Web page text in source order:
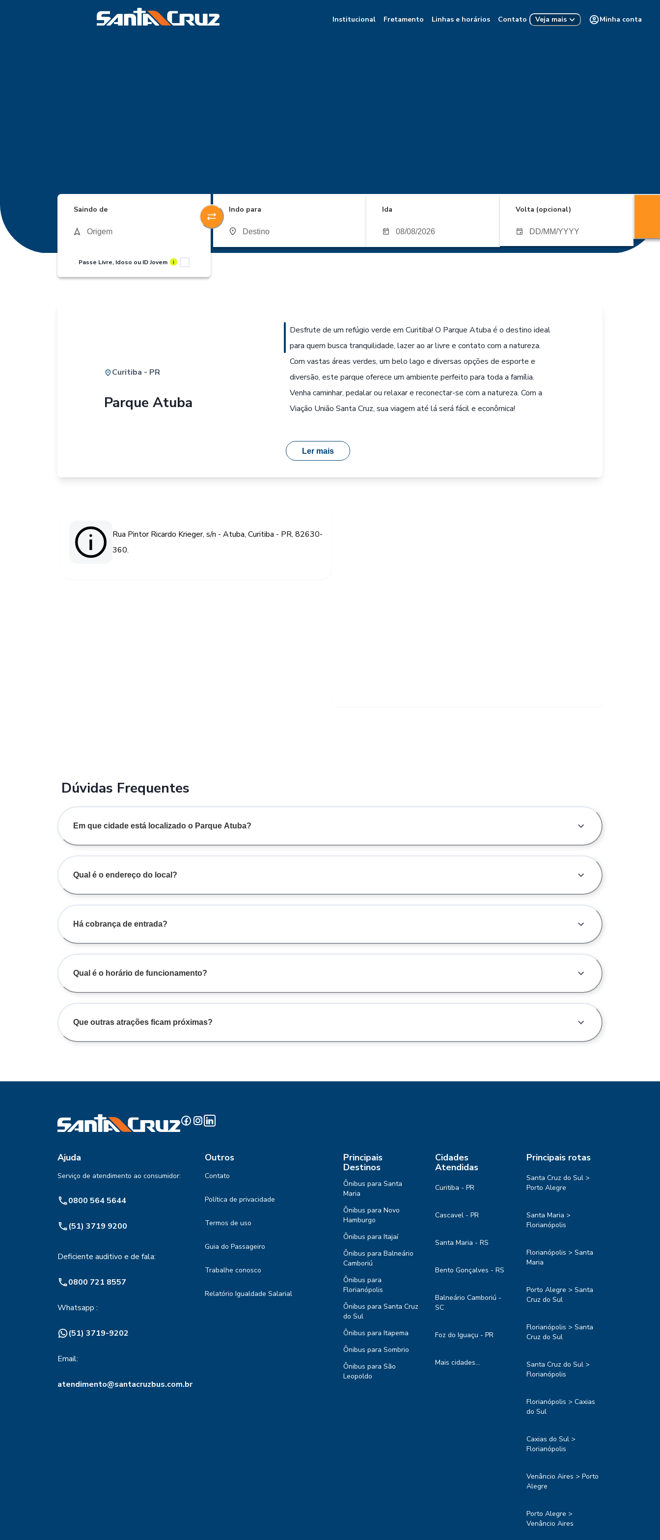
Institucional Fretamento Linhas e horários Contato Veja mais Minha conta
Saindo de
Passe Livre, Idoso ou ID Jovem i
Indo para Ida Volta (opcional)
Curitiba - PR
Parque Atuba
Desfrute de um refúgio verde em Curitiba! O Parque Atuba é o destino ideal
para quem busca tranquilidade, lazer ao ar livre e contato com a natureza.
Com vastas áreas verdes, um belo lago e diversas opções de esporte e
diversão, este parque oferece um ambiente perfeito para toda a família.
Venha caminhar, pedalar ou relaxar e reconectar-se com a natureza. Com a
Viação União Santa Cruz, sua viagem até lá será fácil e econômica!
Ler mais
Rua Pintor Ricardo Krieger, s/n - Atuba, Curitiba - PR, 82630-
360.
Dúvidas Frequentes
Em que cidade está localizado o Parque Atuba?
Qual é o endereço do local?
Há cobrança de entrada?
Qual é o horário de funcionamento?
Que outras atrações ficam próximas?
Ajuda
Serviço de atendimento ao consumidor:
0800 564 5644
(51) 3719 9200
Deficiente auditivo e de fala:
0800 721 8557
Whatsapp :
(51) 3719-9202
Email:
atendimento@santacruzbus.com.br
Outros
Contato
Política de privacidade
Termos de uso
Guia do Passageiro
Trabalhe conosco
Relatório Igualdade Salarial
Principais
Destinos
Ônibus para Santa
Maria
Ônibus para Novo
Hamburgo
Ônibus para Itajaí
Ônibus para Balneário
Camboriú
Ônibus para
Florianópolis
Ônibus para Santa Cruz
do Sul
Ônibus para Itapema
Ônibus para Sombrio
Ônibus para São
Leopoldo
Cidades
Atendidas
Curitiba - PR
Cascavel - PR
Santa Maria - RS
Bento Gonçalves - RS
Balneário Camboriú -
SC
Foz do Iguaçu - PR
Mais cidades...
Principais rotas
Santa Cruz do Sul >
Porto Alegre
Santa Maria >
Florianópolis
Florianópolis > Santa
Maria
Porto Alegre > Santa
Cruz do Sul
Florianópolis > Santa
Cruz do Sul
Santa Cruz do Sul >
Florianópolis
Florianópolis > Caxias
do Sul
Caxias do Sul >
Florianópolis
Venâncio Aires > Porto
Alegre
Porto Alegre >
Venâncio Aires